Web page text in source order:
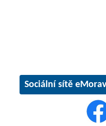
Sociální sítě